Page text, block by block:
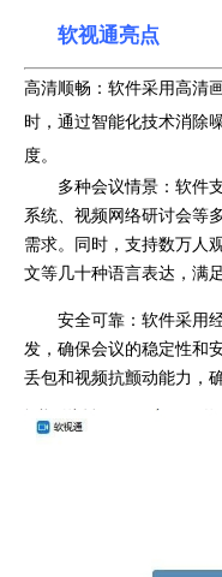
软视通亮点
高清顺畅：软件采用高清
时，通过智能化技术消除
度。
多种会议情景：软件
系统、视频网络研讨会等
需求。同时，支持数万人
文等几十种语言表达，满
安全可靠：软件采用
发，确保会议的稳定性和
丢包和视频抗颤动能力，